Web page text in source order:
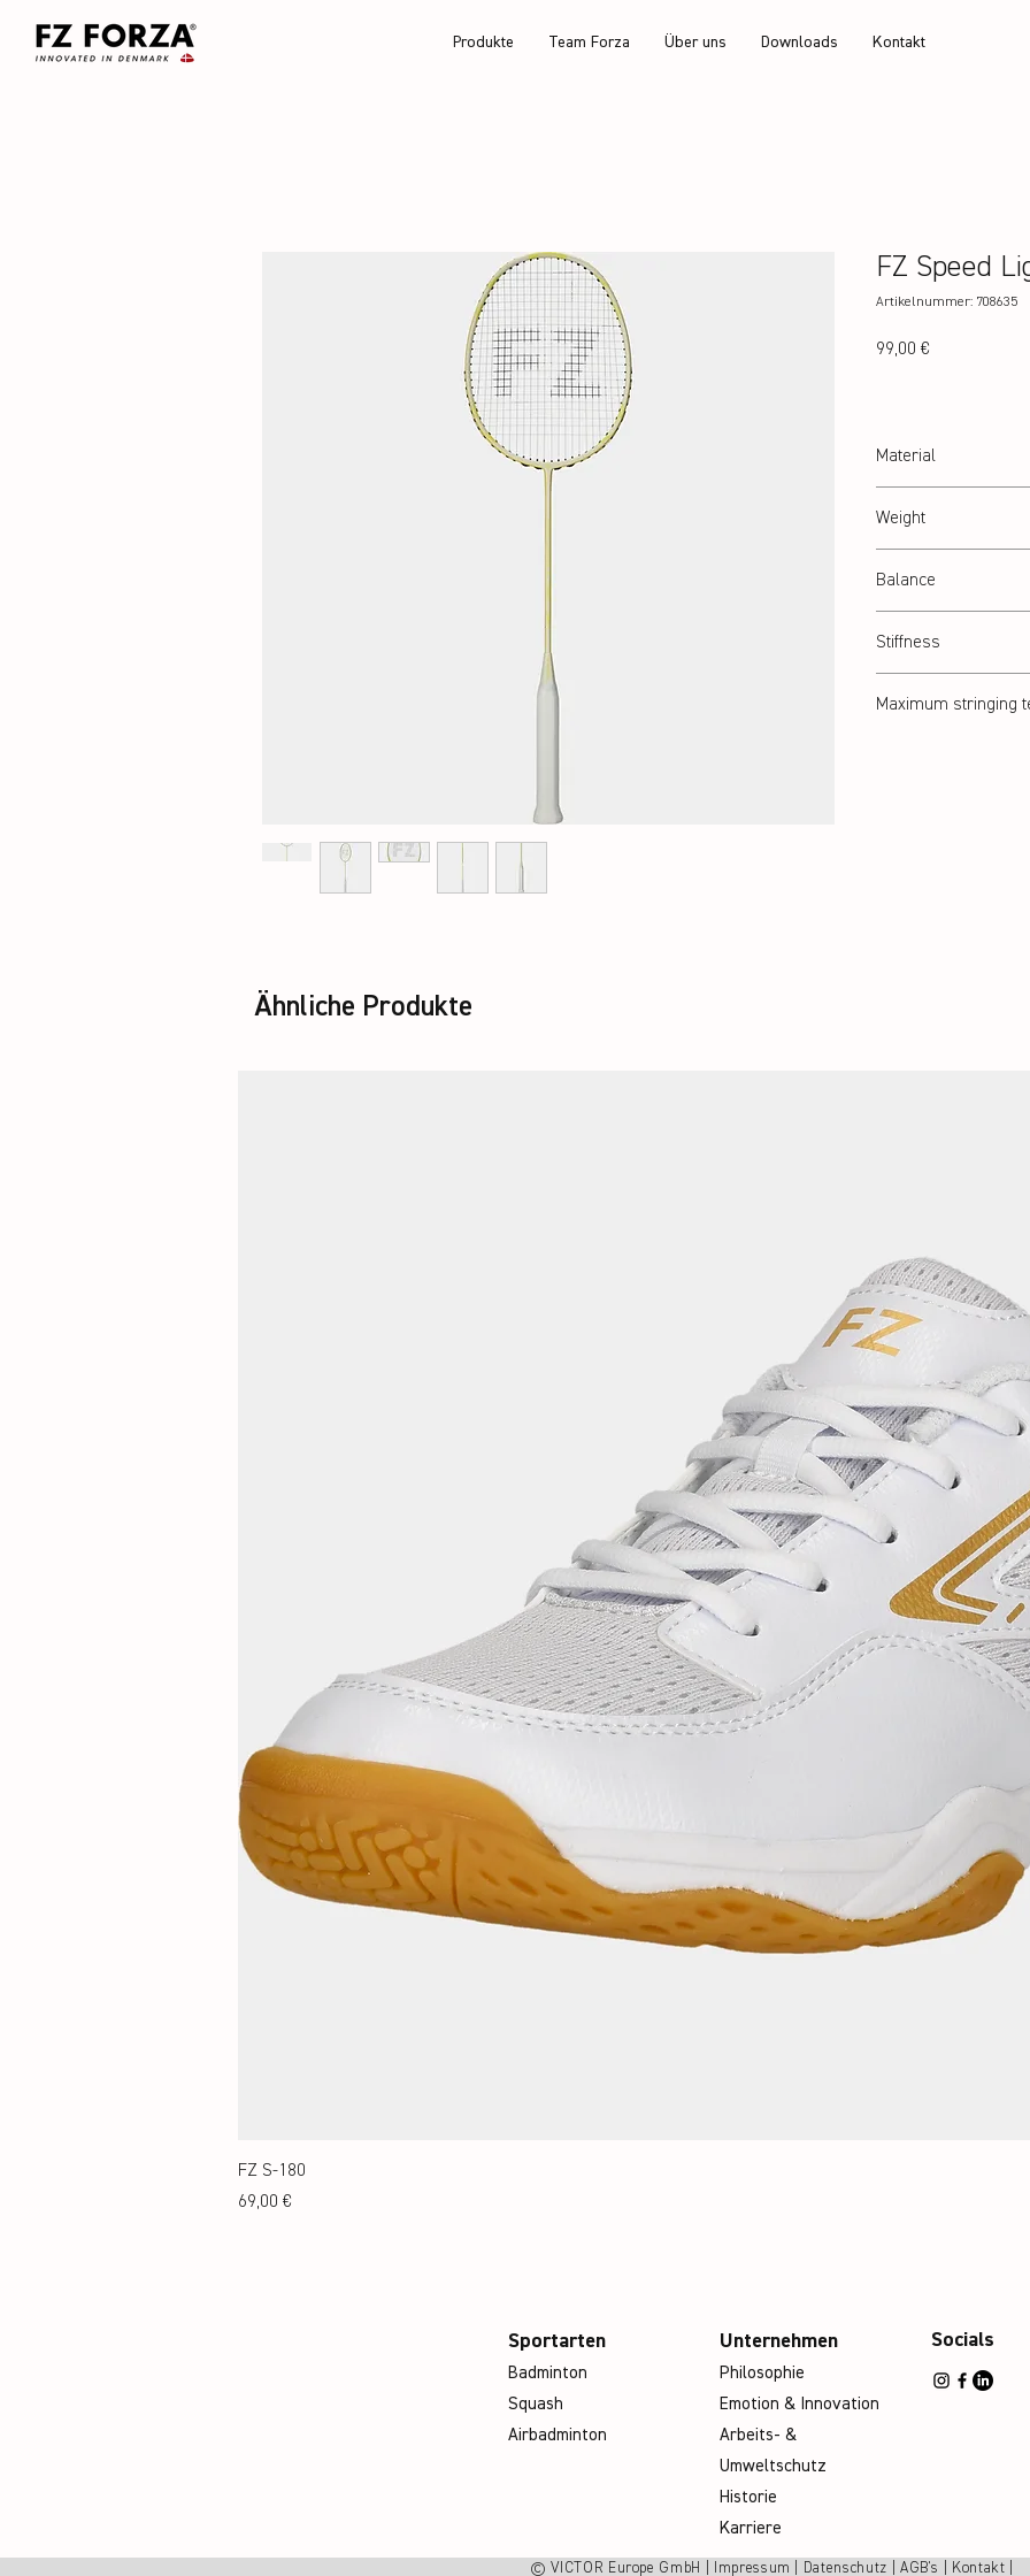
Produkte Team Forza Über uns Downloads Kontakt
FZ Speed
Artikelnummer: 708635
99,00 €
Material
Weight
Balance
Stiffness
Maximum stringing
Ähnliche Produkte
FZ S-180
Preis
69,00 €
Sportarten
Badminton
Squash
Airbadminton
Unternehmen
Philosophie
Emotion & Innovation
Arbeits- &
Umweltschutz
Historie
Karriere
Socials
© VICTOR Europe GmbH | Impressum | Datenschutz | AGB's | Kontakt |